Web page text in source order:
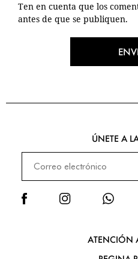
Ten en cuenta que los
antes de que se publiquen.
ATENCIÓN
ÚNETE A